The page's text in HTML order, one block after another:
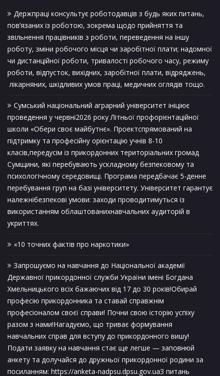
Держпраці консультує роботодавців з будь яких питань,
пов’язаних із роботою, зокрема щодо прийняття та
звільнення працівників з роботи, переведення на іншу
роботу, зміни робочого місця чи заробітної плати; надомної
чи дистанційної роботи, тривалості робочого часу, режиму
роботи, відпусток, вихідних, заробітної плати, відряджень,
лікарняних, шкідливих умов праці, медичних оглядів тощо.
Сумський національний аграрний університет ініціює
проведення у червні2026 року Літньої профорієнтаційної
школи «Обери своє майбутнє». Проектспрямований на
підтримку та професійну орієнтацію учнів 8-10
класів,передусім із прикордонних територіальних громад
Сумщини, які перебувають ускладному безпековому та
психологічному середовищі. Програма передбачає 5-денне
перебування груп на базі університету. Університет гарантує
належнібезпекові умови: заходи проводитимуться із
використанням облаштованихнавчальних аудиторій в
укриттях.
«10 точних фактів про наркотики»
Запрошуємо на навчання до Національної академії
Державної прикордонної служби України імені Богдана
Хмельницького всіх бажаючих від 17 до 30 років!Обирай
професію прикордонника та ставай справжнім
професіоналом своєї справи! Почни свою історію успіху
разом з нами!Нагадуємо, що триває формування
навчальних справ для вступу до прикордонного вишу!
Подати заявку на навчання стає ще легше — заповнюй
анкету та долучайся до дружньої прикордонної родини за
посиланням: https://anketa-nadpsu.dpsu.gov.uaЗ питань